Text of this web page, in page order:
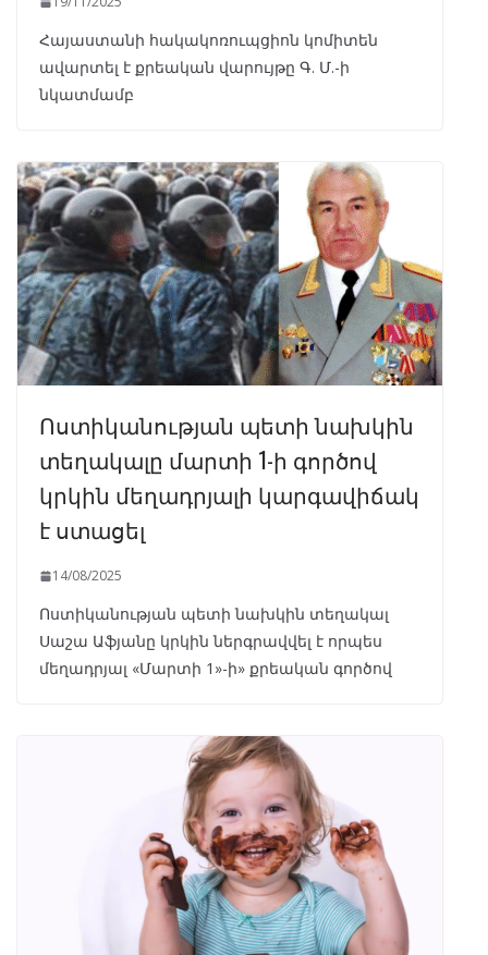
Հայաստանի հակակոռուպցիոն կոմիտեն
ավարտել է քրեական վարույթը Գ. Մ.-ի
նկատմամբ
Ոստիկանության պետի նախկին
տեղակալը մարտի 1-ի գործով
կրկին մեղադրյալի կարգավիճակ
է ստացել
14/08/2025
Ոստիկանության պետի նախկին տեղակալ
Սաշա Աֆյանը կրկին ներգրավվել է որպես
մեղադրյալ «Մարտի 1»-ի» քրեական գործով